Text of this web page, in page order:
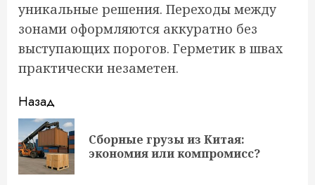
уникальные решения. Переходы между
зонами оформляются аккуратно без
выступающих порогов. Герметик в швах
практически незаметен.
Продолжить
чтение
Назад
Сборные грузы из Китая:
экономия или компромисс?